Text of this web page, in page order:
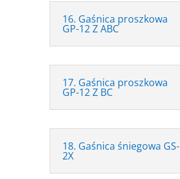
16. Gaśnica proszkowa
GP-12 Z ABC
17. Gaśnica proszkowa
GP-12 Z BC
18. Gaśnica śniegowa GS-
2X